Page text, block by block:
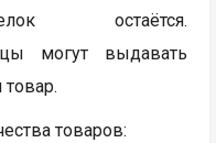
остаётся.
могут выдавать
товаров: